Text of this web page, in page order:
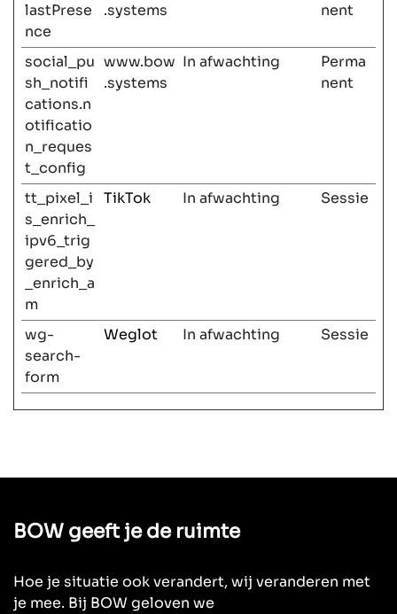
lastPrese
nce
.systems
nent
social_pu
sh_notifi
cations.n
otificatio
n_reques
t_config
www.bow
.systems
In afwachting
Perma
nent
tt_pixel_i
s_enrich_
ipv6_trig
gered_by
_enrich_a
m
TikTok In afwachting Sessie
wg-
search-
form
Weglot In afwachting Sessie
BOW geeft je de ruimte
Hoe je situatie ook verandert, wij veranderen met
je mee. Bij BOW geloven we